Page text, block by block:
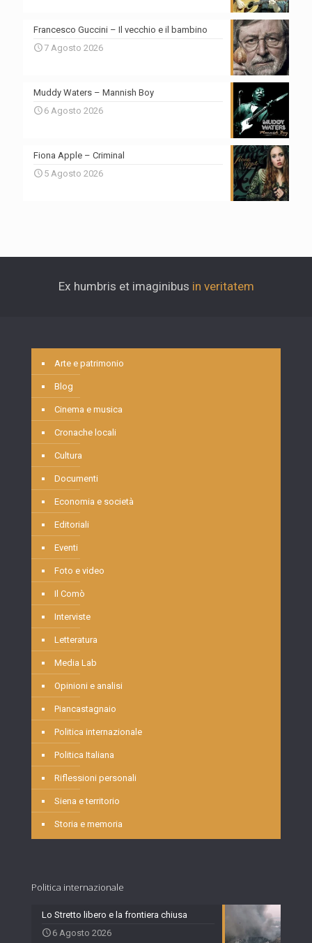
Francesco Guccini – Il vecchio e il bambino
7 Agosto 2026
Muddy Waters – Mannish Boy
6 Agosto 2026
Fiona Apple – Criminal
5 Agosto 2026
Ex humbris et imaginibus in veritatem
Arte e patrimonio
Blog
Cinema e musica
Cronache locali
Cultura
Documenti
Economia e società
Editoriali
Eventi
Foto e video
Il Comò
Interviste
Letteratura
Media Lab
Opinioni e analisi
Piancastagnaio
Politica internazionale
Politica Italiana
Riflessioni personali
Siena e territorio
Storia e memoria
Politica internazionale
Lo Stretto libero e la frontiera chiusa
6 Agosto 2026